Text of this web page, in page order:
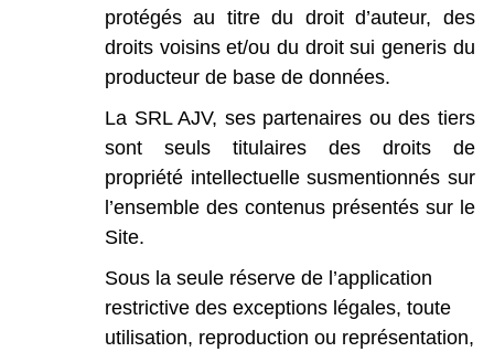
protégés au titre du droit d’auteur, des
droits voisins et/ou du droit sui generis du
producteur de base de données.
La SRL AJV, ses partenaires ou des tiers
sont
seuls titulaires des droits
de
propriété intellectuelle susmentionnés sur
l’ensemble des contenus présentés sur le
Site.
Sous la seule réserve de l’application
restrictive des exceptions légales, toute
utilisation, reproduction ou représentation,